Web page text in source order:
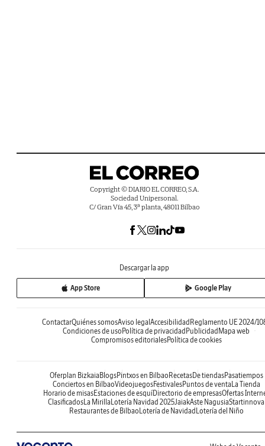
Copyright © DIARIO EL CORREO, S.A.
Sociedad Unipersonal.
C/ Gran Vía 45, 3ª planta, 48011 Bilbao
Descargar la app
App Store Google Play
ContactarQuiénes somosAviso legal Accesibilidad Reglamento UE 2024/
Condiciones de uso Política de privacidad Publicidad Mapa web
Compromisos editorialesPolítica de cookies
Oferplan Bizkaia BlogsPintxos en Bilbao RecetasDe tiendasPasatiempos
Conciertos en BilbaoVideojuegosFestivalesPuntos de venta La Tienda
Horario de misasEstaciones de esquíDirectorio de empresasOfertas
Clasificados La Mirilla Lotería Navidad 2025JaiakAste NagusiaStartinnova
Restaurantes de Bilbao Lotería de Navidad Lotería del Niño